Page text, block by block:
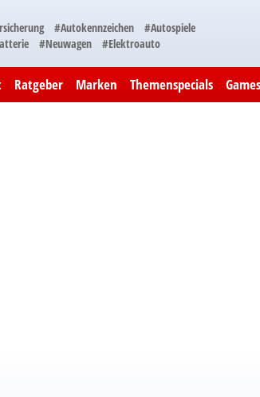
#Autokennzeichen
#Autospiele
#Neuwagen #Elektroauto
Ratgeber Marken Themenspecials Games